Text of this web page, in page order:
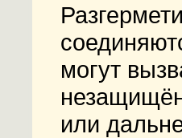
могут
или